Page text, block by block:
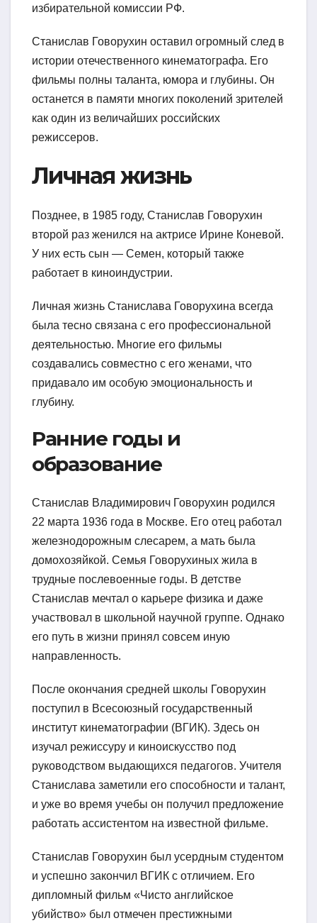
избирательной комиссии РФ.
Станислав Говорухин оставил огромный след в
истории отечественного кинематографа. Его
фильмы полны таланта, юмора и глубины. Он
останется в памяти многих поколений зрителей
как один из величайших российских
режиссеров.
Личная жизнь
Позднее, в 1985 году, Станислав Говорухин
второй раз женился на актрисе Ирине Коневой.
У них есть сын — Семен, который также
работает в киноиндустрии.
Личная жизнь Станислава Говорухина всегда
была тесно связана с его профессиональной
деятельностью. Многие его фильмы
создавались совместно с его женами, что
придавало им особую эмоциональность и
глубину.
Ранние годы и
образование
Станислав Владимирович Говорухин родился
22 марта 1936 года в Москве. Его отец работал
железнодорожным слесарем, а мать была
домохозяйкой. Семья Говорухиных жила в
трудные послевоенные годы. В детстве
Станислав мечтал о карьере физика и даже
участвовал в школьной научной группе. Однако
его путь в жизни принял совсем иную
направленность.
После окончания средней школы Говорухин
поступил в Всесоюзный государственный
институт кинематографии (ВГИК). Здесь он
изучал режиссуру и киноискусство под
руководством выдающихся педагогов. Учителя
Станислава заметили его способности и талант,
и уже во время учебы он получил предложение
работать ассистентом на известной фильме.
Станислав Говорухин был усердным студентом
и успешно закончил ВГИК с отличием. Его
дипломный фильм «Чисто английское
убийство» был отмечен престижными